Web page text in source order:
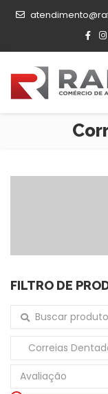
FILTRO DE
Buscar por:
Correias
Avaliação